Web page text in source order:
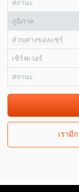
สถานะ
ภูมิภาค
ส่วนต่างของแชร์
เซิร์ฟเวอร์
สถานะ
เรามี